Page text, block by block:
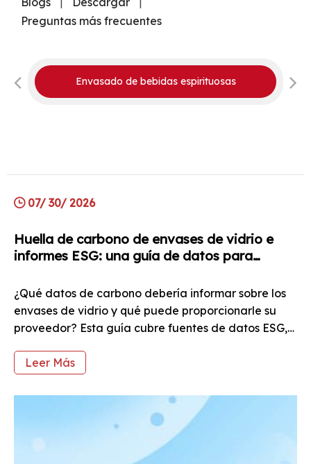
| |
Preguntas más frecuentes
Envasado de bebidas espirituosas
07/ 30/ 2026
Huella de carbono de envases de vidrio e
informes ESG: una guía de datos para
¿Qué datos de carbono debería informar sobre los
envases de vidrio y qué puede proporcionarle su
proveedor? Esta guía cubre fuentes de datos ESG,
Leer Más